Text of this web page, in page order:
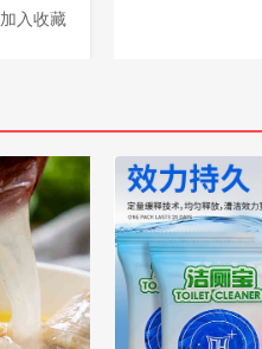
加入收藏